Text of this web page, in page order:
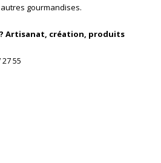
gourmandises.
Artisanat, création, produits
55